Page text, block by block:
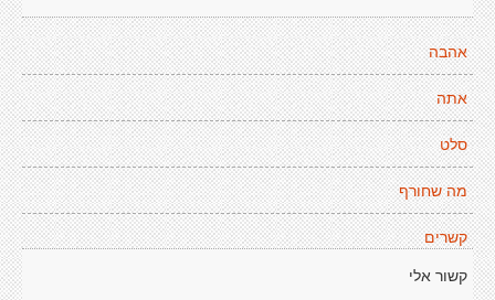
אהבה
אתה
סלט
מה שחורף
קשרים
קשור אלי